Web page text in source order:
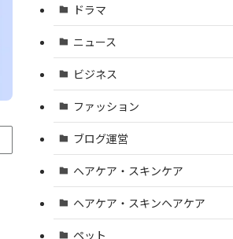
ドラマ
ニュース
ビジネス
ファッション
ブログ運営
ヘアケア・スキンケア
ヘアケア・スキンヘアケア
ペット